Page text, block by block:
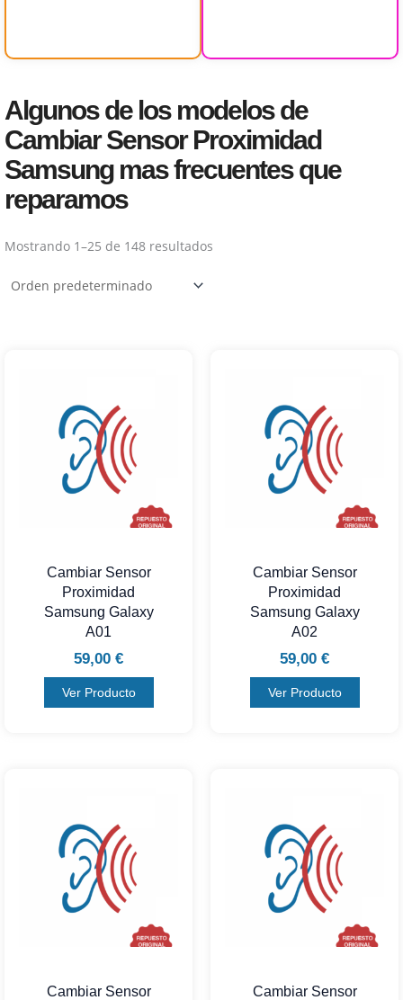
Algunos de los modelos de
Cambiar Sensor Proximidad
Samsung mas frecuentes que
reparamos
Mostrando 1–25 de 148 resultados
Cambiar Sensor
Proximidad
Samsung Galaxy
A01
59,00 €
Ver Producto
Cambiar Sensor
Proximidad
Samsung Galaxy
A02
59,00 €
Ver Producto
Cambiar Sensor
Cambiar Sensor